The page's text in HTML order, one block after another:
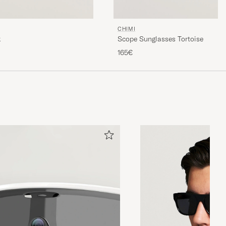
CHIMI
Scope Sunglasses Tortoise
165€